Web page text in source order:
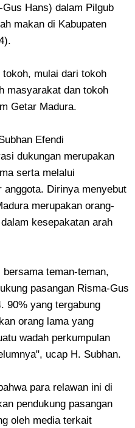
Hans) dalam Pilgub
makan di Kabupaten
mulai dari tokoh
masyarakat dan tokoh
Getar Madura.
Efendi
dukungan merupakan
serta melalui
Dirinya menyebut
merupakan orang-
kesepakatan arah
teman-teman,
pasangan Risma-Gus
90% yang tergabung
orang lama yang
wadah perkumpulan
ucap H. Subhan.
para relawan ini di
pendukung pasangan
oleh media terkait